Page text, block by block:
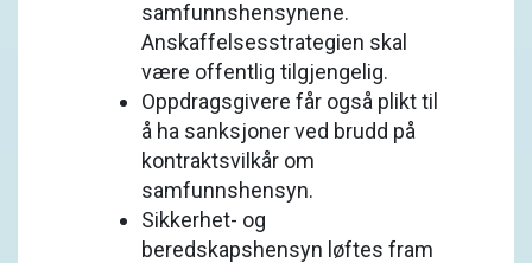
samfunnshensynene.
Anskaffelsesstrategien skal
være offentlig tilgjengelig.
Oppdragsgivere får også plikt til
å ha sanksjoner ved brudd på
kontraktsvilkår om
samfunnshensyn.
Sikkerhet- og
beredskapshensyn løftes fram